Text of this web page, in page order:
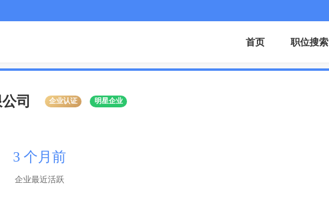
首页 职位搜索
司 企业认证 明星企业
3 个月前
企业最近活跃